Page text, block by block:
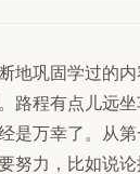
巩固学过的内
路程有点儿远
是万幸了。从
努力，比如说